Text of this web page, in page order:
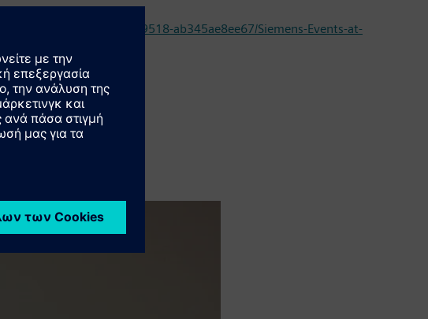
a5cf-46f9-9518-ab345ae8ee67/Siemens-Events-at-